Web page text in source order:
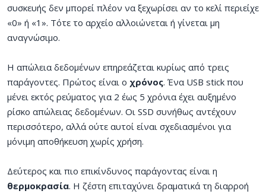
συσκευής δεν μπορεί πλέον να ξεχωρίσει αν το κελί περιείχε
«0» ή «1». Τότε το αρχείο αλλοιώνεται ή γίνεται μη
αναγνώσιμο.
Η απώλεια δεδομένων επηρεάζεται κυρίως από τρεις
παράγοντες. Πρώτος είναι ο χρόνος. Ένα USB stick που
μένει εκτός ρεύματος για 2 έως 5 χρόνια έχει αυξημένο
ρίσκο απώλειας δεδομένων. Οι SSD συνήθως αντέχουν
περισσότερο, αλλά ούτε αυτοί είναι σχεδιασμένοι για
μόνιμη αποθήκευση χωρίς χρήση.
Δεύτερος και πιο επικίνδυνος παράγοντας είναι η
θερμοκρασία. Η ζέστη επιταχύνει δραματικά τη διαρροή